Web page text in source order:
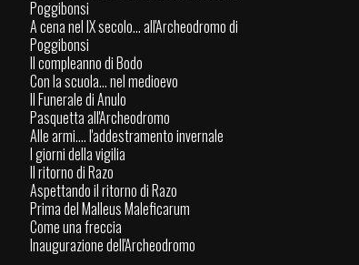
Poggibonsi
A cena nel IX secolo... all'Archeodromo di
Poggibonsi
Il compleanno di Bodo
Con la scuola… nel medioevo
Il Funerale di Anulo
Pasquetta all'Archeodromo
Alle armi.... l'addestramento invernale
I giorni della vigilia
Il ritorno di Razo
Aspettando il ritorno di Razo
Prima del Malleus Maleficarum
Come una freccia
Inaugurazione dell'Archeodromo